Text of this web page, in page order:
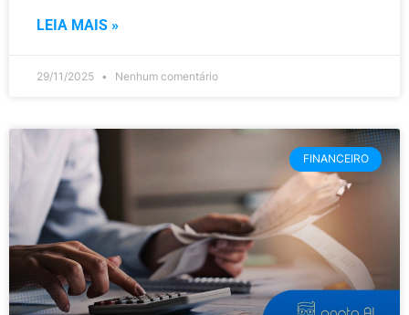
LEIA MAIS »
29/11/2025 Nenhum comentário
FINANCEIRO